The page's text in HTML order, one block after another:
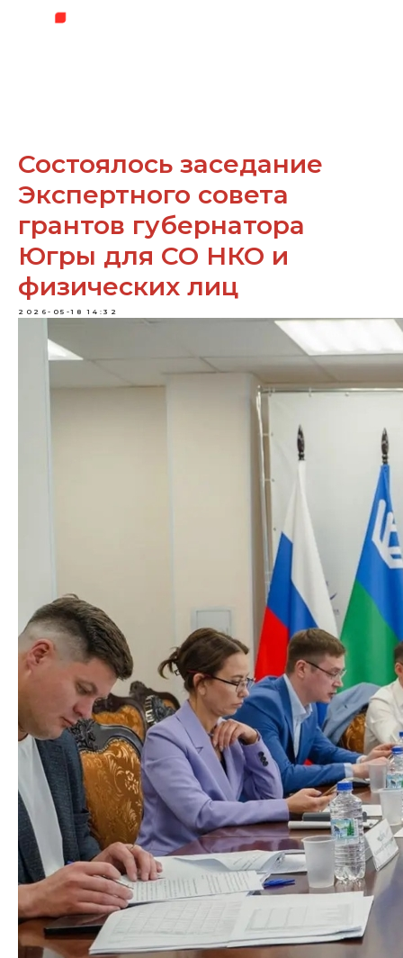
Состоялось заседание
Экспертного совета
грантов губернатора
Югры для СО НКО и
физических лиц
2026-05-18 14:32